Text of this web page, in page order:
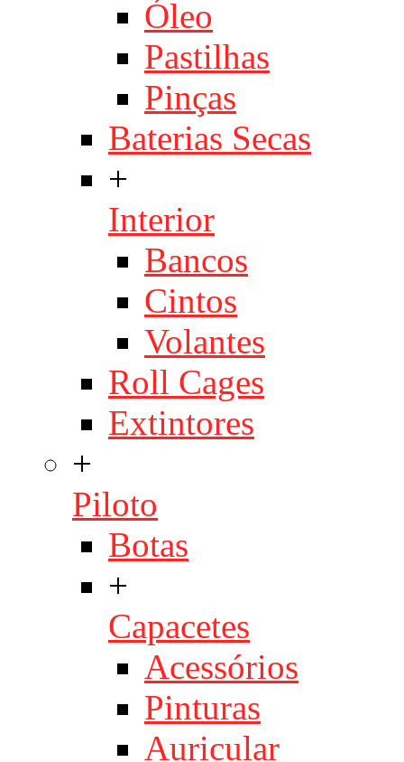
Óleo
Pastilhas
Pinças
Baterias Secas
+
Interior
Bancos
Cintos
Volantes
Roll Cages
Extintores
+
Piloto
Botas
+
Capacetes
Acessórios
Pinturas
Auricular